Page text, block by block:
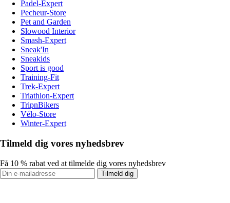
Padel-Expert
Pecheur-Store
Pet and Garden
Slowood Interior
Smash-Expert
Sneak'In
Sneakids
Sport is good
Training-Fit
Trek-Expert
Triathlon-Expert
TripnBikers
Vélo-Store
Winter-Expert
Tilmeld dig vores nyhedsbrev
Få 10 % rabat ved at tilmelde dig vores nyhedsbrev
Tilmeld dig